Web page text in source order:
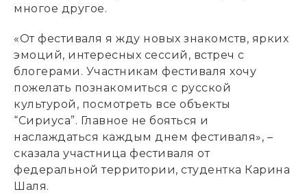
многое другое.
«От фестиваля я жду новых знакомств, ярких
эмоций, интересных сессий, встреч с
блогерами. Участникам фестиваля хочу
пожелать познакомиться с русской
культурой, посмотреть все объекты
“Сириуса”. Главное не бояться и
наслаждаться каждым днем фестиваля», –
сказала участница фестиваля от
федеральной территории, студентка Карина
Шаля.